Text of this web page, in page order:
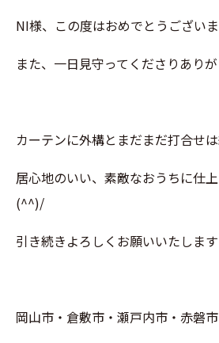
NI様、この度はおめでとうございま
また、一日見守ってくださりあり
カーテンに外構とまだまだ打合せは
居心地のいい、素敵なおうちに仕
(^^)/
引き続きよろしくお願いいたします
岡山市・倉敷市・瀬戸内市・赤磐